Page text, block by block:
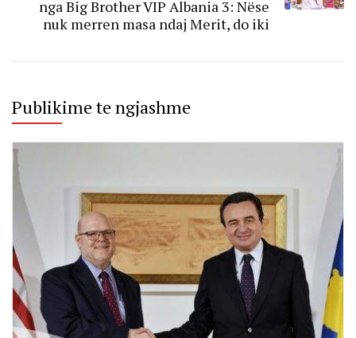
nga Big Brother VIP Albania 3: Nëse
nuk merren masa ndaj Merit, do iki
Publikime te ngjashme